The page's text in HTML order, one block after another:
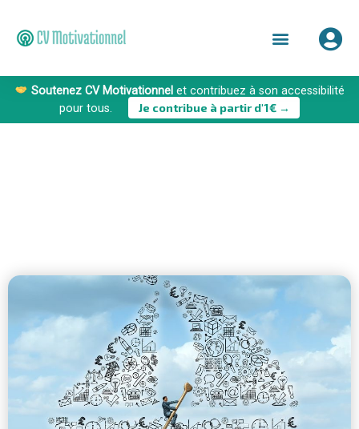
Soutenez CV Motivationnel et contribuez à son accessibilité
pour tous.
Je contribue à partir d'1€ →